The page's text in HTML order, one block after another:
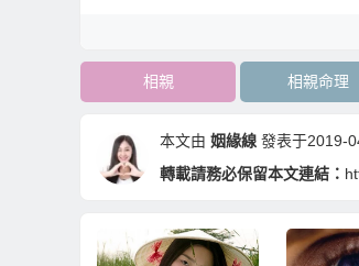
相親 相親命理
本文由 姻緣線 發表于2019-
轉載請務必保留本文連結：